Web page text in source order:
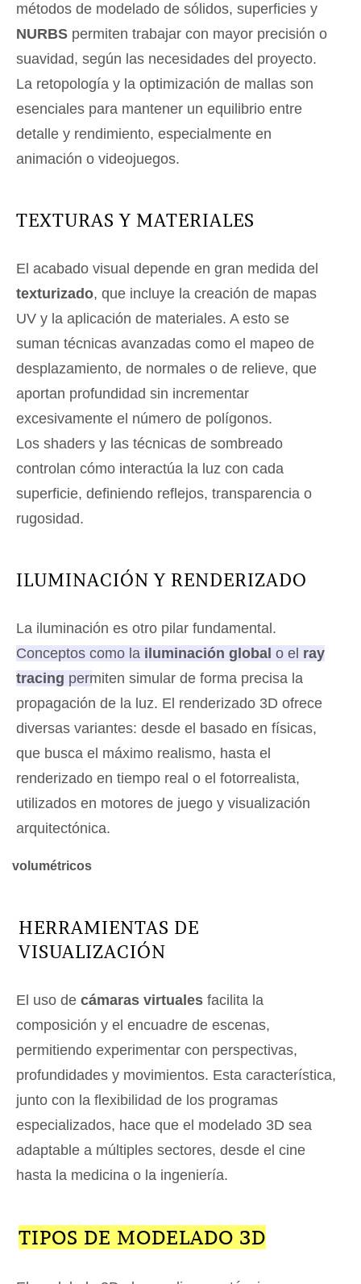
métodos de modelado de sólidos, superficies y
NURBS permiten trabajar con mayor precisión o
suavidad, según las necesidades del proyecto.
La retopología y la optimización de mallas son
esenciales para mantener un equilibrio entre
detalle y rendimiento, especialmente en
animación o videojuegos.
TEXTURAS Y MATERIALES
El acabado visual depende en gran medida del
texturizado, que incluye la creación de mapas
UV y la aplicación de materiales. A esto se
suman técnicas avanzadas como el mapeo de
desplazamiento, de normales o de relieve, que
aportan profundidad sin incrementar
excesivamente el número de polígonos.
Los shaders y las técnicas de sombreado
controlan cómo interactúa la luz con cada
superficie, definiendo reflejos, transparencia o
rugosidad.
ILUMINACIÓN Y RENDERIZADO
La iluminación es otro pilar fundamental.
Conceptos como la iluminación global o el ray
tracing permiten simular de forma precisa la
propagación de la luz. El renderizado 3D ofrece
diversas variantes: desde el basado en físicas,
que busca el máximo realismo, hasta el
renderizado en tiempo real o el fotorrealista,
utilizados en motores de juego y visualización
arquitectónica.
volumétricos
HERRAMIENTAS DE
VISUALIZACIÓN
El uso de cámaras virtuales facilita la
composición y el encuadre de escenas,
permitiendo experimentar con perspectivas,
profundidades y movimientos. Esta característica,
junto con la flexibilidad de los programas
especializados, hace que el modelado 3D sea
adaptable a múltiples sectores, desde el cine
hasta la medicina o la ingeniería.
TIPOS DE MODELADO 3D